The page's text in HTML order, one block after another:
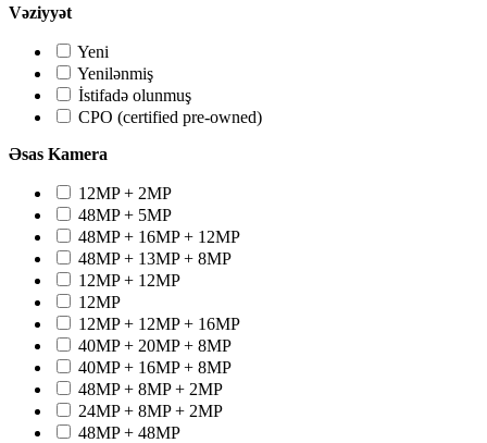
Vəziyyət
Yeni
Yenilənmiş
İstifadə olunmuş
CPO (certified pre-owned)
Əsas Kamera
12MP + 2MP
48MP + 5MP
48MP + 16MP + 12MP
48MP + 13MP + 8MP
12MP + 12MP
12MP
12MP + 12MP + 16MP
40MP + 20MP + 8MP
40MP + 16MP + 8MP
48MP + 8MP + 2MP
24MP + 8MP + 2MP
48MP + 48MP